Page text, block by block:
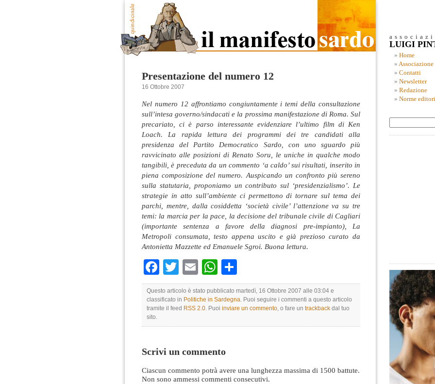
Presentazione del numero 12
16 Ottobre 2007
Nel numero 12 affrontiamo congiuntamente i temi della consultazione
sull’intesa governo/sindacati e la prossima manifestazione di Roma. Sul
precariato, ci è parso interessante evidenziare l’ultimo film di Ken
Loach. La rapida lettura dei programmi dei tre candidati alla
presidenza del Partito Democratico Sardo, con uno sguardo più
ravvicinato alle posizioni di Renato Soru, le uniche in qualche modo
tangibili, è preceduta da un commento ‘a caldo’ sui risultati, inserito in
piena composizione del numero. Auspicando un confronto più sereno
sulla statutaria, proponiamo un contributo sul ‘presidenzialismo’. Le
strategie in atto sull’ambiente ci permettono di tornare sul tema dei
parchi, mentre, dalla cosiddetta ‘società civile’ l’attenzione va su tre
temi: la marcia per la pace, la decisione del tribunale civile di Cagliari
(importante sentenza a favore della diagnosi pre-impianto), La
Metropoli consumata, testo appena uscito e già prezioso curato da
Antonietta Mazzette ed Emanuele Sgroi. Buona lettura.
Facebook
TwitterEmailWhatsApp
Questo articolo è stato pubblicato martedì, 16 Ottobre 2007 alle 03:04 e
classificato in Politiche in Sardegna. Puoi seguire i commenti a questo articolo
tramite il feed RSS 2.0. Puoi inviare un commento, o fare un trackback dal tuo
sito.
Scrivi un commento
Ciascun commento potrà avere una lunghezza massima di 1500 battute.
Non sono ammessi commenti consecutivi.
LUIGI
Home
Associazione
Contatti
Newsletter
Redazione
Norme